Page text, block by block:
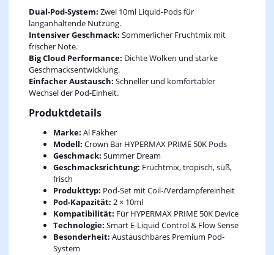
Dual-Pod-System: Zwei 10ml Liquid-Pods für
langanhaltende Nutzung.
Intensiver Geschmack: Sommerlicher Fruchtmix mit
frischer Note.
Big Cloud Performance: Dichte Wolken und starke
Geschmacksentwicklung.
Einfacher Austausch: Schneller und komfortabler
Wechsel der Pod-Einheit.
Produktdetails
Marke: Al Fakher
Modell: Crown Bar HYPERMAX PRIME 50K Pods
Geschmack: Summer Dream
Geschmacksrichtung: Fruchtmix, tropisch, süß,
frisch
Produkttyp: Pod-Set mit Coil-/Verdampfereinheit
Pod-Kapazität: 2 × 10ml
Kompatibilität: Für HYPERMAX PRIME 50K Device
Technologie: Smart E-Liquid Control & Flow Sense
Besonderheit: Austauschbares Premium Pod-
System